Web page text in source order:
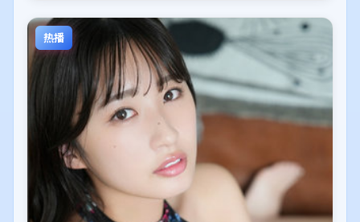
热播